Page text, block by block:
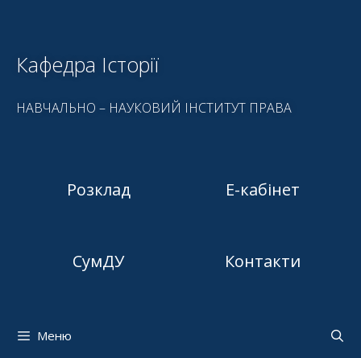
Кафедра Історії
НАВЧАЛЬНО – НАУКОВИЙ ІНСТИТУТ ПРАВА
Розклад Е-кабінет
СумДУ Контакти
Меню